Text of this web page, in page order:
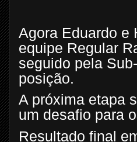
Agora Eduardo e
equipe Regular
seguido pela
posição.
A próxima etapa
um desafio para
Resultado final